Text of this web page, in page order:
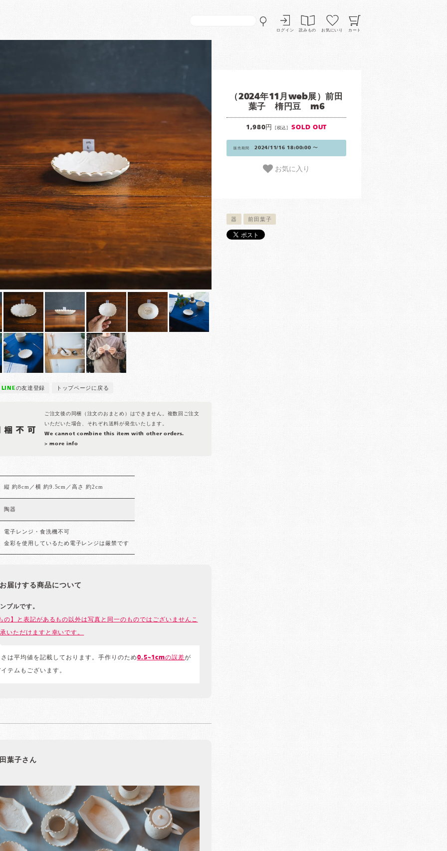
ログイン 読みもの お気にいり カート
LINEの友達登録 トップページに戻る
ご注文後の同梱（注文のおまとめ）はできません。複数回ご注文
いただいた場合、それぞれ送料が発生いたします。
We cannot combine this item with other orders.
> more info
（2024年11月web展）前田
葉子 楕円豆 m6
1,980円 [税込] SOLD OUT
販売期間 2024/11/16 18:00:00 〜
お気に入り
器 前田葉子
縦 約8cm／横 約9.5cm／高さ 約2cm
陶器
電子レンジ・食洗機不可
金彩を使用しているため電子レンジは厳禁です
届けする商品について
プルです。
】と表記があるもの以外は写真と同一のものではございませんこ
いただけますと幸いです。
は平均値を記載しております。手作りのため0.5~1cmの誤差が
テムもございます。
葉子さん